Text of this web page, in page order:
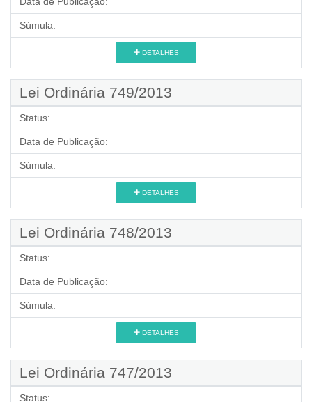
Súmula:
DETALHES
Lei Ordinária 749/2013
Status:
Data de Publicação:
Súmula:
DETALHES
Lei Ordinária 748/2013
Status:
Data de Publicação:
Súmula:
DETALHES
Lei Ordinária 747/2013
Status: